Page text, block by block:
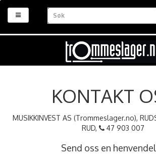
KONTAKT
MUSIKKINVEST AS (Trommeslager.no),
RUD,
47 903 007
Send oss en